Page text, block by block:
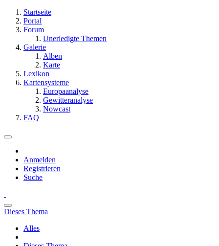
Startseite
Portal
Forum
Unerledigte Themen
Galerie
Alben
Karte
Lexikon
Kartensysteme
Europaanalyse
Gewitteranalyse
Nowcast
FAQ
Anmelden
Registrieren
Suche
Dieses Thema
Alles